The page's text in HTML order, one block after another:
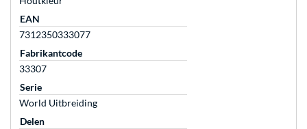
EAN
7312350333077
Fabrikantcode
33307
Serie
World Uitbreiding
Delen